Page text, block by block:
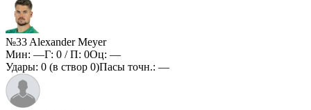
№33 Alexander Meyer
Мин: —Г: 0 / П: 0Оц: —
Удары: 0 (в створ 0)Пасы точн.: —